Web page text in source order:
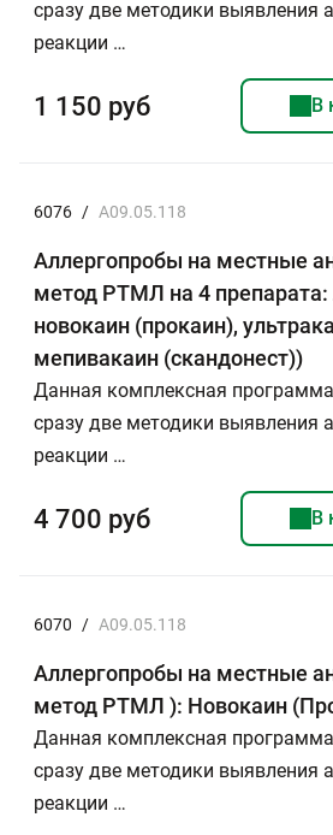
сразу две методики выявления
реакции …
1 150 руб В
6076 / A09.05.118
Аллергопробы на местные
метод РТМЛ на 4 препарата:
новокаин (прокаин),
мепивакаин (скандонест))
Данная комплексная программа
сразу две методики выявления
реакции …
4 700 руб В
6070 / A09.05.118
Аллергопробы на местные
метод РТМЛ ): Новокаин
Данная комплексная программа
сразу две методики выявления
реакции …